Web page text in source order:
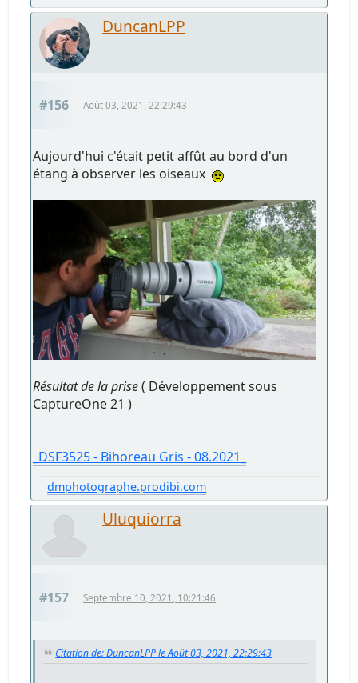
DuncanLPP
#156 Août 03, 2021, 22:29:43
Aujourd'hui c'était petit affût au bord d'un
étang à observer les oiseaux
Résultat de la prise( Développement sous
CaptureOne 21 )
_DSF3525 - Bihoreau Gris - 08.2021_
dmphotographe.prodibi.com
Uluquiorra
#157 Septembre 10, 2021, 10:21:46
Citation de: DuncanLPP le Août 03, 2021, 22:29:43